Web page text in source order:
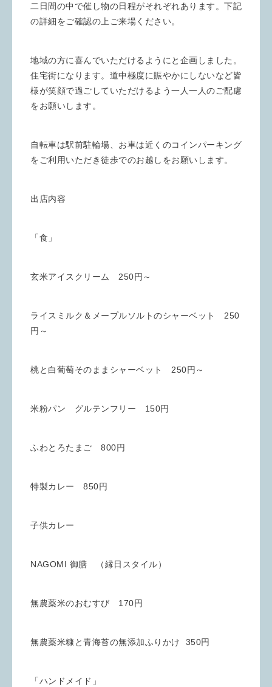
二日間の中で催し物の日程がそれぞれあります。下記
の詳細をご確認の上ご来場ください。
地域の方に喜んでいただけるようにと企画しました。
住宅街になります。道中極度に賑やかにしないなど皆
様が笑顔で過ごしていただけるよう一人一人のご配慮
をお願いします。
自転車は駅前駐輪場、お車は近くのコインパーキング
をご利用いただき徒歩でのお越しをお願いします。
出店内容
「食」
玄米アイスクリーム 250円～
ライスミルク＆メープルソルトのシャーベット 250
円～
桃と白葡萄そのままシャーベット 250円～
米粉パン グルテンフリー 150円
ふわとろたまご 800円
特製カレー 850円
子供カレー
NAGOMI 御膳 （縁日スタイル）
無農薬米のおむすび 170円
無農薬米糠と青海苔の無添加ふりかけ 350円
「ハンドメイド」